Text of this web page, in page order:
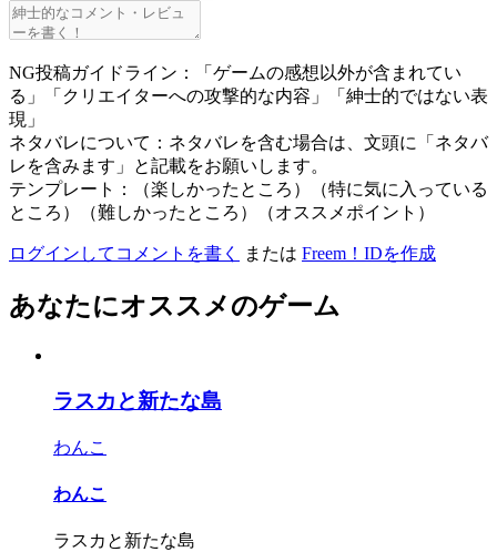
NG投稿ガイドライン：「ゲームの感想以外が含まれてい
る」「クリエイターへの攻撃的な内容」「紳士的ではない表
現」
ネタバレについて：ネタバレを含む場合は、文頭に「ネタバ
レを含みます」と記載をお願いします。
テンプレート：（楽しかったところ）（特に気に入っている
ところ）（難しかったところ）（オススメポイント）
ログインしてコメントを書く または Freem！IDを作成
あなたにオススメのゲーム
ラスカと新たな島
わんこ
わんこ
ラスカと新たな島